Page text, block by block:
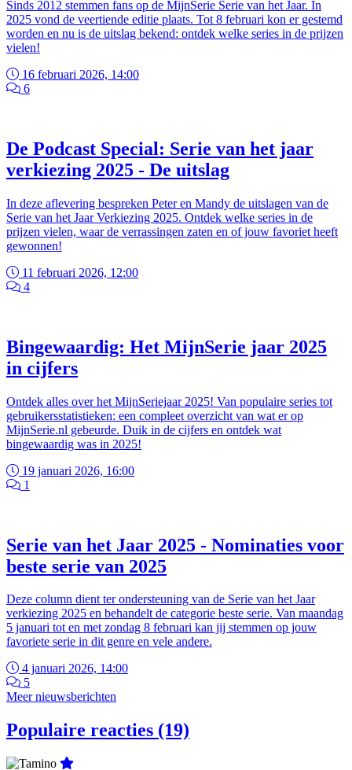
Sinds 2012 stemmen fans op de MijnSerie Serie van het Jaar. In
2025 vond de veertiende editie plaats. Tot 8 februari kon er gestemd
worden en nu is de uitslag bekend: ontdek welke series in de prijzen
vielen!
16 februari 2026, 14:00
6
De Podcast Special: Serie van het jaar
verkiezing 2025 - De uitslag
In deze aflevering bespreken Peter en Mandy de uitslagen van de
Serie van het Jaar Verkiezing 2025. Ontdek welke series in de
prijzen vielen, waar de verrassingen zaten en of jouw favoriet heeft
gewonnen!
11 februari 2026, 12:00
4
Bingewaardig: Het MijnSerie jaar 2025
in cijfers
Ontdek alles over het MijnSeriejaar 2025! Van populaire series tot
gebruikersstatistieken: een compleet overzicht van wat er op
MijnSerie.nl gebeurde. Duik in de cijfers en ontdek wat
bingewaardig was in 2025!
19 januari 2026, 16:00
1
Serie van het Jaar 2025 - Nominaties voor
beste serie van 2025
Deze column dient ter ondersteuning van de Serie van het Jaar
verkiezing 2025 en behandelt de categorie beste serie. Van maandag
5 januari tot en met zondag 8 februari kan jij stemmen op jouw
favoriete serie in dit genre en vele andere.
4 januari 2026, 14:00
5
Meer nieuwsberichten
Populaire reacties (19)